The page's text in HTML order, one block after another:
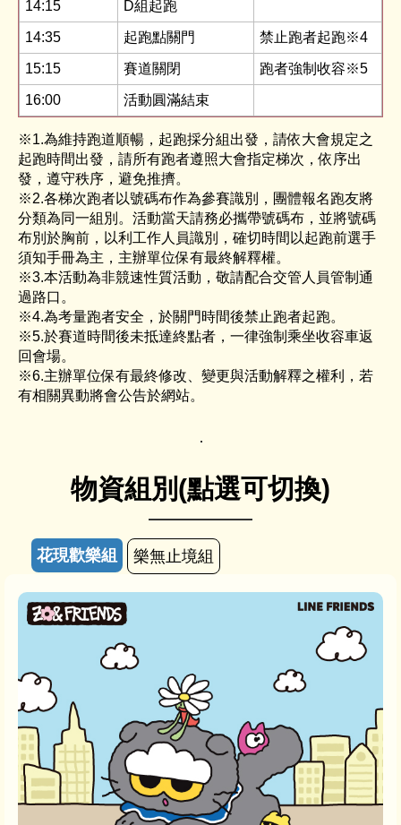
14:15 D組起跑
14:35 起跑點關門 禁止跑者起跑※4
15:15 賽道關閉 跑者強制收容※5
16:00 活動圓滿結束
※1.為維持跑道順暢，起跑採分組出發，請依大會規定之
起跑時間出發，請所有跑者遵照大會指定梯次，依序出
發，遵守秩序，避免推擠。
※2.各梯次跑者以號碼布作為參賽識別，團體報名跑友將
分類為同一組別。活動當天請務必攜帶號碼布，並將號碼
布別於胸前，以利工作人員識別，確切時間以起跑前選手
須知手冊為主，主辦單位保有最終解釋權。
※3.本活動為非競速性質活動，敬請配合交管人員管制通
過路口。
※4.為考量跑者安全，於關門時間後禁止跑者起跑。
※5.於賽道時間後未抵達終點者，一律強制乘坐收容車返
回會場。
※6.主辦單位保有最終修改、變更與活動解釋之權利，若
有相關異動將會公告於網站。
物資組別(點選可切換)
花現歡樂組 樂無止境組